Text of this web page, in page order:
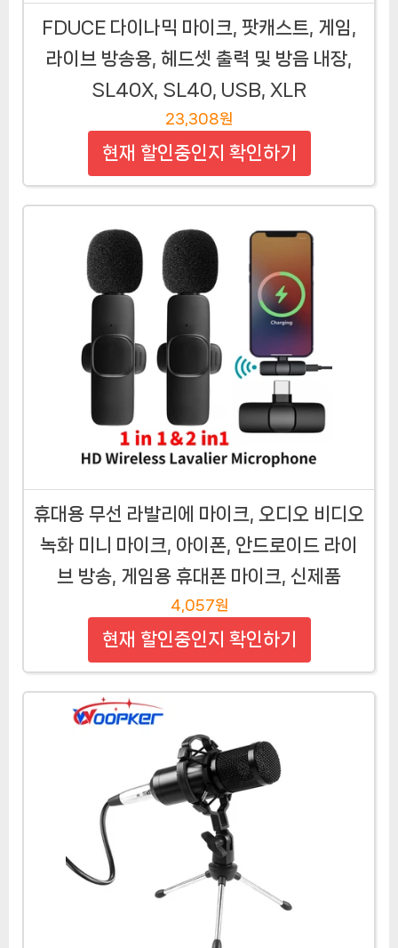
FDUCE 다이나믹 마이크, 팟캐스트, 게임,
라이브 방송용, 헤드셋 출력 및 방음 내장,
SL40X, SL40, USB, XLR
23,308원
현재 할인중인지 확인하기
휴대용 무선 라발리에 마이크, 오디오 비디오
녹화 미니 마이크, 아이폰, 안드로이드 라이
브 방송, 게임용 휴대폰 마이크, 신제품
4,057원
현재 할인중인지 확인하기